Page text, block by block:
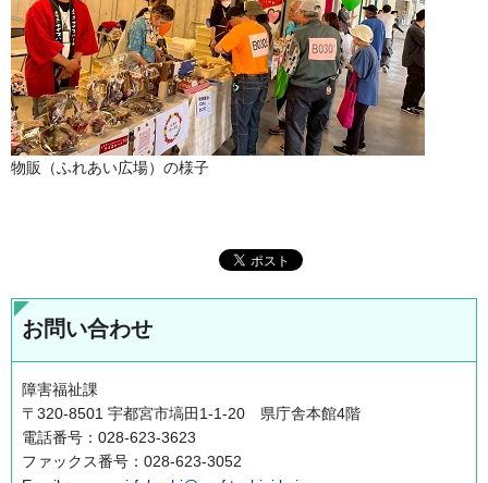
物販（ふれあい広場）の様子
お問い合わせ
障害福祉課
〒320-8501 宇都宮市塙田1-1-20 県庁舎本館4階
電話番号：028-623-3623
ファックス番号：028-623-3052